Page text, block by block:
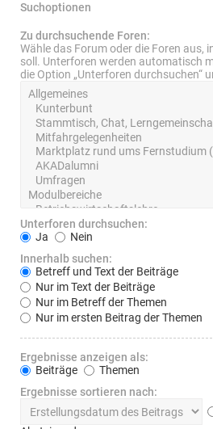
Suchoptionen
Zu durchsuchende Foren:
Wähle das Forum oder die Foren aus,
soll. Unterforen werden automatisch
die Option „Unterforen durchsuchen“
Unterforen durchsuchen:
Ja
Nein
Innerhalb suchen:
Betreff und Text der Beiträge
Nur im Text der Beiträge
Nur im Betreff der Themen
Nur im ersten Beitrag der Themen
Ergebnisse anzeigen als:
Beiträge
Themen
Ergebnisse sortieren nach: